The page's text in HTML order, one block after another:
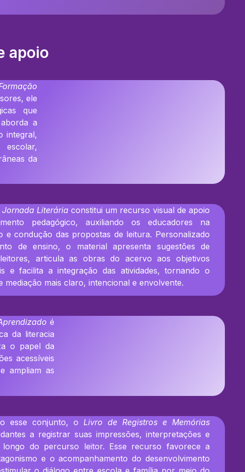
apoio
ele
que
a
integral,
escolar,
da
Literáriaconstitui um recurso visual de apoio
pedagógico, auxiliando os educadores na
e condução das propostas de leitura. Personalizado
de ensino, o material apresenta sugestões de
articula as obras do acervo aos objetivos
e facilita a integração das atividades, tornando o
mediação mais claro, intencional e envolvente.
é
da literacia
o papel da
acessíveis
ampliam as
esse conjunto, o Livro de Registros e Memórias
a registrar suas impressões, interpretações e
longo do percurso leitor. Esse recurso favorece a
e o acompanhamento do desenvolvimento